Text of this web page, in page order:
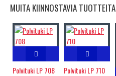
MUITA KIINNOSTAVIA TUOTTEITA
Polvituki LP 708
Polvituki LP 710